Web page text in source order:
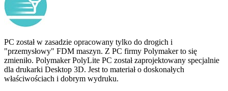
PC został w zasadzie opracowany tylko do drogich i
"przemysłowy" FDM maszyn. Z PC firmy Polymaker to się
zmieniło. Polymaker PolyLite PC został zaprojektowany specjalnie
dla drukarki Desktop 3D. Jest to materiał o doskonałych
właściwościach i dobrym wydruku.